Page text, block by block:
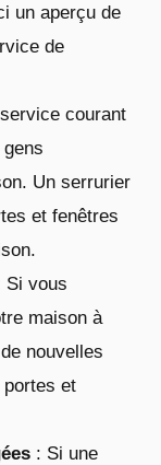
un aperçu de
de
courant
Un serrurier
et fenêtres
Si vous
maison à
nouvelles
et
: Si une